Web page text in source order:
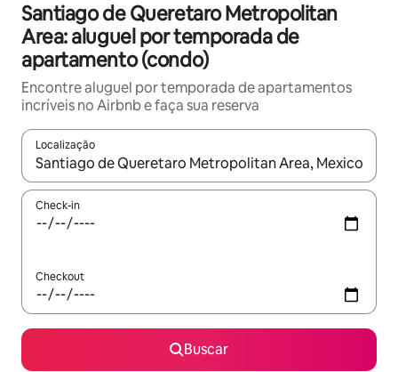
Santiago de Queretaro Metropolitan
Area: aluguel por temporada de
apartamento (condo)
Encontre aluguel por temporada de apartamentos
incríveis no Airbnb e faça sua reserva
Localização
Quando os resultados estiverem disponíveis, explore-os
Check-in
Checkout
Buscar